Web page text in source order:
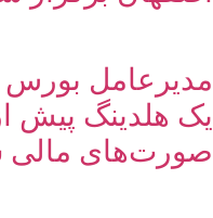
مدیرعامل بورس
یک هلدینگ پیش
صورت‌های مالی